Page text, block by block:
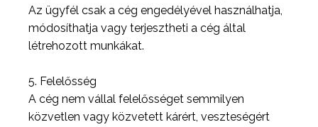
Az ügyfél csak a cég engedélyével használhatja,
módosíthatja vagy terjesztheti a cég által
létrehozott munkákat.
5. Felelősség
A cég nem vállal felelősséget semmilyen
közvetlen vagy közvetett kárért, veszteségért